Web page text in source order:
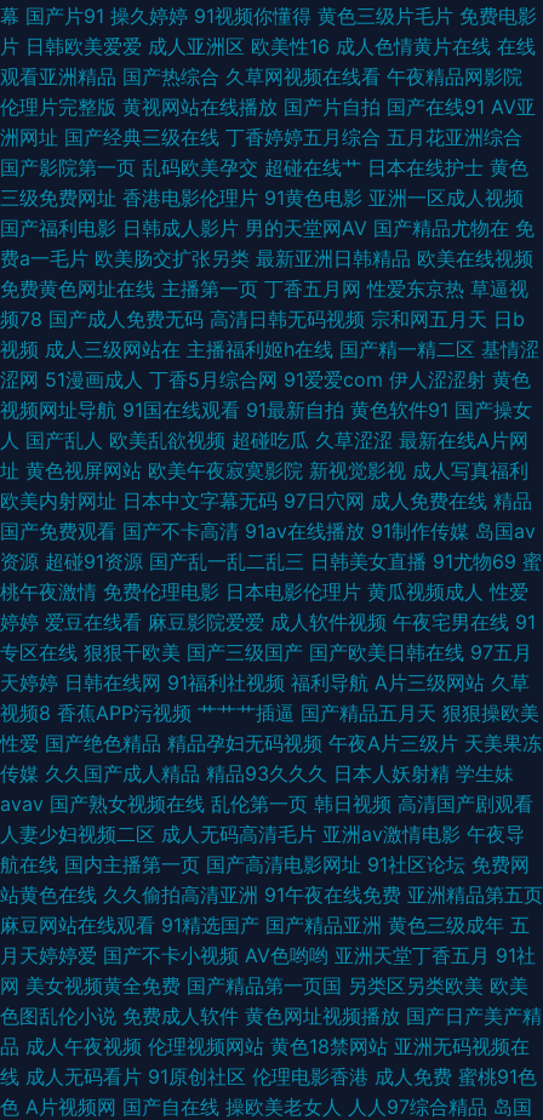
一区 激情文学日韩无码 超碰在线96 欧美夜怕怕 日韩av激情短篇 91网站男
男 欧美在线电影群P 91黑丝无码 91在线论坛 国内秘果久久 超碰AA 99青青
草视频 欧美做爱精品 黑丝av2558 美女网站黄 另类图综丁香五月 操逼rj AV
天堂黄色 午夜黄色网 欧美四级 美女免费抠逼 五月天婷婷小说 97超碰探花
国产盗摄1区 91色情软件 福利久久老司机 成人操碰视频 精品成人在线 欧美
一级色色 久久青草看片网站 成人网导航 午夜福利射喷水 九九99热 欧美日韩
簧片 海角乳抡 97超碰超碰在线 五月花丁香网 豆花自拍网站 欧美韩日k区 最
新三级片网站 欧美青青草网 欧美偷偷撸 日本超碰97 超碰免费在线 豆花tv在
线a 国外变态另类网站 91字幕中文视频 宅男午夜啪啪 岛国av在线看 麻豆白
丝抠逼 影音先锋俺去啦 午夜福利视频97 欧美另类性 国产AV线上
幕 国产片91 操久婷婷 91视频你懂得 黄色三级片毛片 免费电影
片 日韩欧美爱爱 成人亚洲区 欧美性16 成人色情黄片在线 在线
观看亚洲精品 国产热综合 久草网视频在线看 午夜精品网影院
伦理片完整版 黄视网站在线播放 国产片自拍 国产在线91 AV亚
洲网址 国产经典三级在线 丁香婷婷五月综合 五月花亚洲综合
国产影院第一页 乱码欧美孕交 超碰在线艹 日本在线护士 黄色
三级免费网址 香港电影伦理片 91黄色电影 亚洲一区成人视频
国产福利电影 日韩成人影片 男的天堂网AV 国产精品尤物在 免
费a一毛片 欧美肠交扩张另类 最新亚洲日韩精品 欧美在线视频
免费黄色网址在线 主播第一页 丁香五月网 性爱东京热 草逼视
频78 国产成人免费无码 高清日韩无码视频 宗和网五月天 日b
视频 成人三级网站在 主播福利姬h在线 国产精一精二区 基情涩
涩网 51漫画成人 丁香5月综合网 91爱爱com 伊人涩涩射 黄色
视频网址导航 91国在线观看 91最新自拍 黄色软件91 国产操女
人 国产乱人 欧美乱欲视频 超碰吃瓜 久草涩涩 最新在线A片网
址 黄色视屏网站 欧美午夜寂寞影院 新视觉影视 成人写真福利
欧美内射网址 日本中文字幕无码 97日穴网 成人免费在线 精品
国产免费观看 国产不卡高清 91av在线播放 91制作传媒 岛国av
资源 超碰91资源 国产乱一乱二乱三 日韩美女直播 91尤物69 蜜
桃午夜激情 免费伦理电影 日本电影伦理片 黄瓜视频成人 性爱
婷婷 爱豆在线看 麻豆影院爱爱 成人软件视频 午夜宅男在线 91
专区在线 狠狠干欧美 国产三级国产 国产欧美日韩在线 97五月
天婷婷 日韩在线网 91福利社视频 福利导航 A片三级网站 久草
视频8 香蕉APP污视频 艹艹艹插逼 国产精品五月天 狠狠操欧美
性爱 国产绝色精品 精品孕妇无码视频 午夜A片三级片 天美果冻
传媒 久久国产成人精品 精品93久久久 日本人妖射精 学生妹
avav 国产熟女视频在线 乱伦第一页 韩日视频 高清国产剧观看
人妻少妇视频二区 成人无码高清毛片 亚洲av激情电影 午夜导
航在线 国内主播第一页 国产高清电影网址 91社区论坛 免费网
站黄色在线 久久偷拍高清亚洲 91午夜在线免费 亚洲精品第五页
麻豆网站在线观看 91精选国产 国产精品亚洲 黄色三级成年 五
月天婷婷爱 国产不卡小视频 AV色哟哟 亚洲天堂丁香五月 91社
网 美女视频黄全免费 国产精品第一页国 另类区另类欧美 欧美
色图乱伦小说 免费成人软件 黄色网址视频播放 国产日产美产精
品 成人午夜视频 伦理视频网站 黄色18禁网站 亚洲无码视频在
线 成人无码看片 91原创社区 伦理电影香港 成人免费 蜜桃91色
色 A片视频网 国产自在线 操欧美老女人 人人97综合精品 岛国